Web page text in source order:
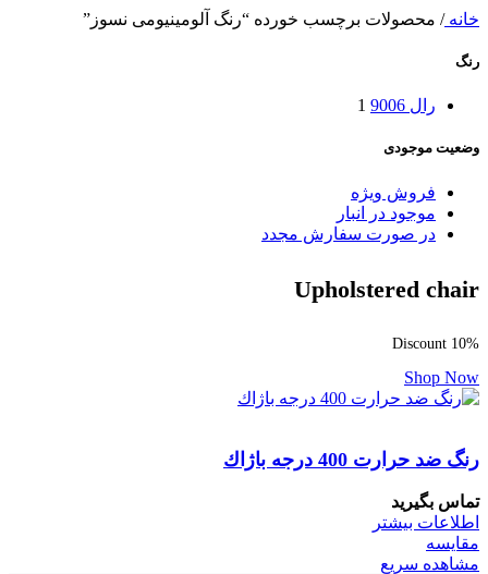
خانه/ محصولات برچسب خورده “رنگ آلومینیومی نسوز”
رنگ
رال 9006 1
وضعیت موجودی
فروش ویژه
موجود در انبار
در صورت سفارش مجدد
Upholstered chair
Discount 10%
Shop Now
رنگ ضد حرارت 400 درجه باژاك
تماس بگیرید
اطلاعات بیشتر
مقایسه
مشاهده سریع